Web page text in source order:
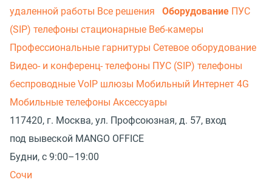
удаленной работы Все решения Оборудование ПУС
(SIP) телефоны стационарные Веб-камеры
Профессиональные гарнитуры Сетевое оборудование
Видео- и конференц- телефоны ПУС (SIP) телефоны
беспроводные VoIP шлюзы Мобильный Интернет 4G
Мобильные телефоны Аксессуары
117420, г. Москва, ул. Профсоюзная, д. 57, вход
под вывеской MANGO OFFICE
Будни, с 9:00–19:00
Сочи